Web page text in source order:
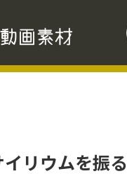
リウムを振